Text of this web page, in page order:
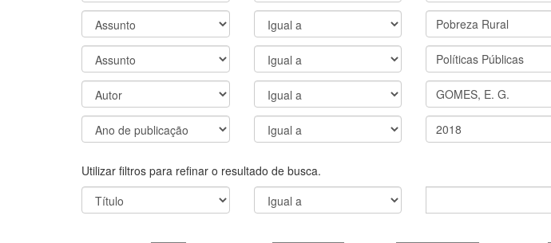
Utilizar filtros para refinar o resultado de busca.